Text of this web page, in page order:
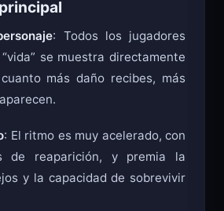
: Todos los jugadores
se muestra directamente
más daño recibes, más
: El ritmo es muy acelerado, con
de reaparición, y premia la
y la capacidad de sobrevivir